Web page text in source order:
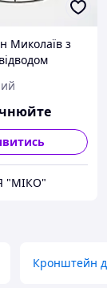
Миколаїв з
"МІКО"
Кронштейн